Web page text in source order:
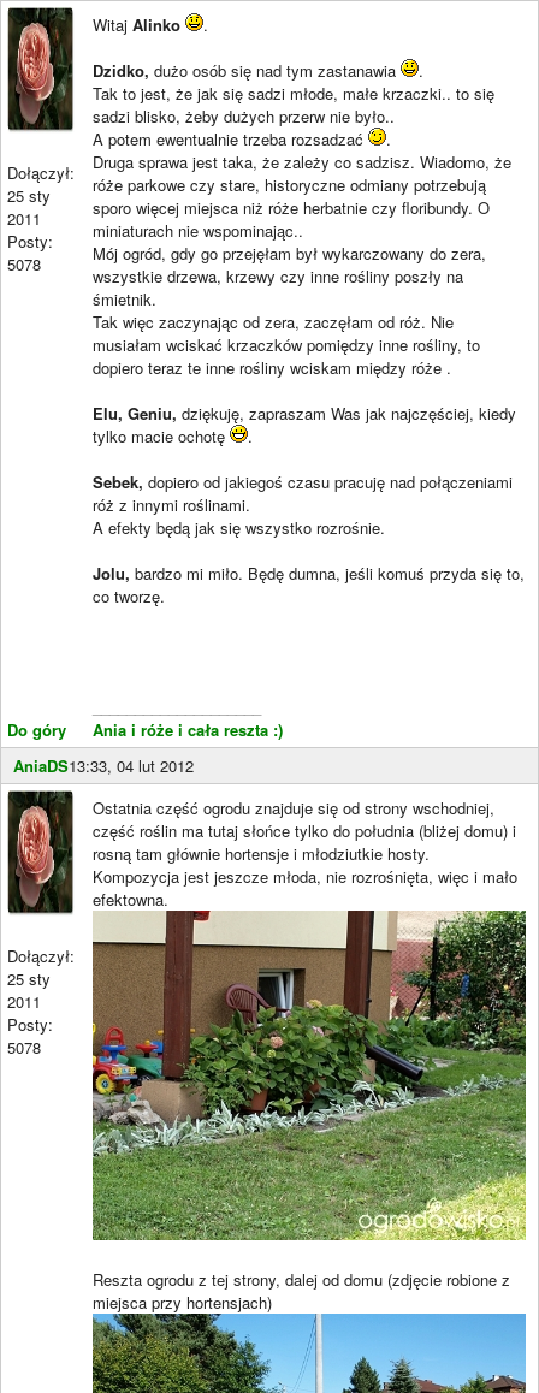
Dołączył:
25 sty
2011
Posty:
5078
Do góry
Witaj Alinko
.
Dzidko, dużo osób się nad tym zastanawia
.
Tak to jest, że jak się sadzi młode, małe krzaczki.. to się
sadzi blisko, żeby dużych przerw nie było..
A potem ewentualnie trzeba rozsadzać
.
Druga sprawa jest taka, że zależy co sadzisz. Wiadomo, że
róże parkowe czy stare, historyczne odmiany potrzebują
sporo więcej miejsca niż róże herbatnie czy floribundy. O
miniaturach nie wspominając..
Mój ogród, gdy go przejęłam był wykarczowany do zera,
wszystkie drzewa, krzewy czy inne rośliny poszły na
śmietnik.
Tak więc zaczynając od zera, zaczęłam od róż. Nie
musiałam wciskać krzaczków pomiędzy inne rośliny, to
dopiero teraz te inne rośliny wciskam między róże .
Elu, Geniu, dziękuję, zapraszam Was jak najczęściej, kiedy
tylko macie ochotę
.
Sebek, dopiero od jakiegoś czasu pracuję nad połączeniami
róż z innymi roślinami.
A efekty będą jak się wszystko rozrośnie.
Jolu, bardzo mi miło. Będę dumna, jeśli komuś przyda się to,
co tworzę.
Ania i róże i cała reszta :)
AniaDS13:33, 04 lut 2012
Dołączył:
25 sty
2011
Posty:
5078
Ostatnia część ogrodu znajduje się od strony wschodniej,
część roślin ma tutaj słońce tylko do południa (bliżej domu) i
rosną tam głównie hortensje i młodziutkie hosty.
Kompozycja jest jeszcze młoda, nie rozrośnięta, więc i mało
efektowna.
Reszta ogrodu z tej strony, dalej od domu (zdjęcie robione z
miejsca przy hortensjach)